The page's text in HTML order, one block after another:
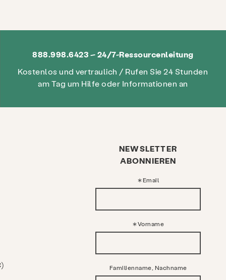
888.998.6423 – 24/7-Ressourcenleitung
Kostenlos und vertraulich / Rufen Sie 24 Stunden
am Tag um Hilfe oder Informationen an
NEWSLETTER
ABONNIEREN
Email
Vorname
Familienname, Nachname